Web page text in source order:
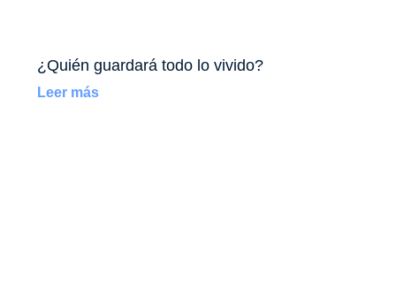
¿Quién guardará todo lo vivido?
Leer más